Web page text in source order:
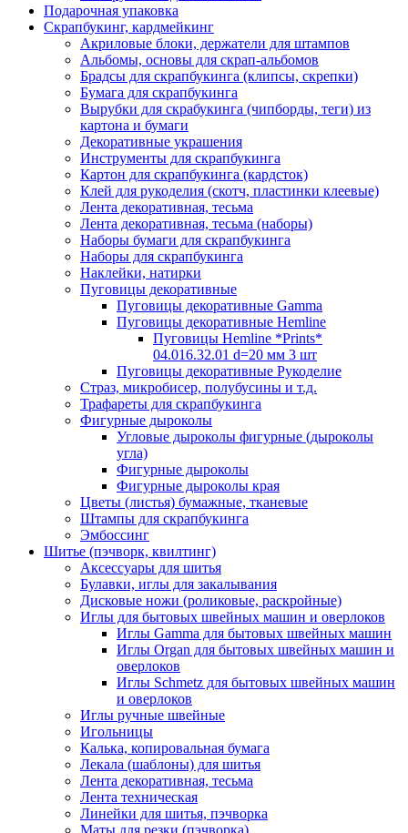
Подарочная упаковка
Скрапбукинг, кардмейкинг
Акриловые блоки, держатели для штампов
Альбомы, основы для скрап-альбомов
Брадсы для скрапбукинга (клипсы, скрепки)
Бумага для скрапбукинга
Вырубки для скрабукинга (чипборды, теги) из
картона и бумаги
Декоративные украшения
Инструменты для скрапбукинга
Картон для скрапбукинга (кардсток)
Клей для рукоделия (скотч, пластинки клеевые)
Лента декоративная, тесьма
Лента декоративная, тесьма (наборы)
Наборы бумаги для скрапбукинга
Наборы для скрапбукинга
Наклейки, натирки
Пуговицы декоративные
Пуговицы декоративные Gamma
Пуговицы декоративные Hemline
Пуговицы Hemline *Prints*
04.016.32.01 d=20 мм 3 шт
Пуговицы декоративные Рукоделие
Страз, микробисер, полубусины и т.д.
Трафареты для скрапбукинга
Фигурные дыроколы
Угловые дыроколы фигурные (дыроколы
угла)
Фигурные дыроколы
Фигурные дыроколы края
Цветы (листья) бумажные, тканевые
Штампы для скрапбукинга
Эмбоссинг
Шитье (пэчворк, квилтинг)
Аксессуары для шитья
Булавки, иглы для закалывания
Дисковые ножи (роликовые, раскройные)
Иглы для бытовых швейных машин и оверлоков
Иглы Gamma для бытовых швейных машин
Иглы Organ для бытовых швейных машин и
оверлоков
Иглы Schmetz для бытовых швейных машин
и оверлоков
Иглы ручные швейные
Игольницы
Калька, копировальная бумага
Лекала (шаблоны) для шитья
Лента декоративная, тесьма
Лента техническая
Линейки для шитья, пэчворка
Маты для резки (пэчворка)